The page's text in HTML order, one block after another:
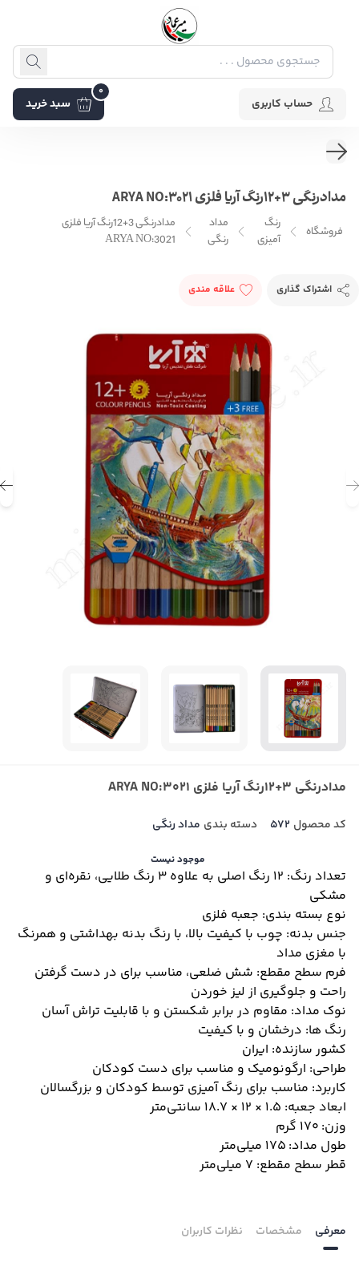
حساب کاربری سبد خرید
0
مدادرنگی 3+12رنگ آریا فلزی ARYA NO:3021
فروشگاه
رنگ
آمیزی
مداد
رنگی
مدادرنگی 3+12رنگ آریا فلزی
ARYA NO:3021
اشتراک گذاری علاقه مندی
مدادرنگی 3+12رنگ آریا فلزی ARYA NO:3021
کد محصول 572 دسته بندی مداد رنگی
موجود نیست
تعداد رنگ:
12 رنگ اصلی به علاوه 3 رنگ طلایی، نقره‌ای و
مشکی
نوع بسته بندی: جعبه فلزی
جنس بدنه: چوب با کیفیت بالا، با رنگ بدنه بهداشتی و همرنگ
با مغزی مداد
فرم سطح مقطع: شش ضلعی، مناسب برای در دست گرفتن
راحت و جلوگیری از لیز خوردن
نوک مداد: مقاوم در برابر شکستن و با قابلیت تراش آسان
رنگ ها: درخشان و با کیفیت
کشور سازنده: ایران
طراحی: ارگونومیک و مناسب برای دست کودکان
کاربرد: مناسب برای رنگ آمیزی توسط کودکان و بزرگسالان
ابعاد جعبه: 1.5 × 12 × 18.7 سانتی‌متر
وزن: 170 گرم
طول مداد: 175 میلی‌متر
قطر سطح مقطع: 7 میلی‌متر
معرفی مشخصات نظرات کاربران